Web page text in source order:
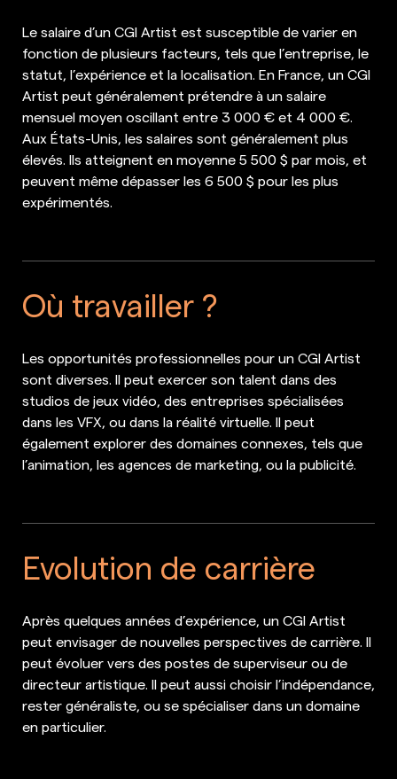
Le salaire d’un CGI Artist est susceptible de varier en
fonction de plusieurs facteurs, tels que l’entreprise, le
statut, l’expérience et la localisation. En France, un CGI
Artist peut généralement prétendre à un salaire
mensuel moyen oscillant entre 3 000 € et 4 000 €.
Aux États-Unis, les salaires sont généralement plus
élevés. Ils atteignent en moyenne 5 500 $ par mois, et
peuvent même dépasser les 6 500 $ pour les plus
expérimentés.
Où travailler ?
Les opportunités professionnelles pour un CGI Artist
sont diverses. Il peut exercer son talent dans des
studios de jeux vidéo, des entreprises spécialisées
dans les VFX, ou dans la réalité virtuelle. Il peut
également explorer des domaines connexes, tels que
l’animation, les agences de marketing, ou la publicité.
Evolution de carrière
Après quelques années d’expérience, un CGI Artist
peut envisager de nouvelles perspectives de carrière. Il
peut évoluer vers des postes de superviseur ou de
directeur artistique. Il peut aussi choisir l’indépendance,
rester généraliste, ou se spécialiser dans un domaine
en particulier.